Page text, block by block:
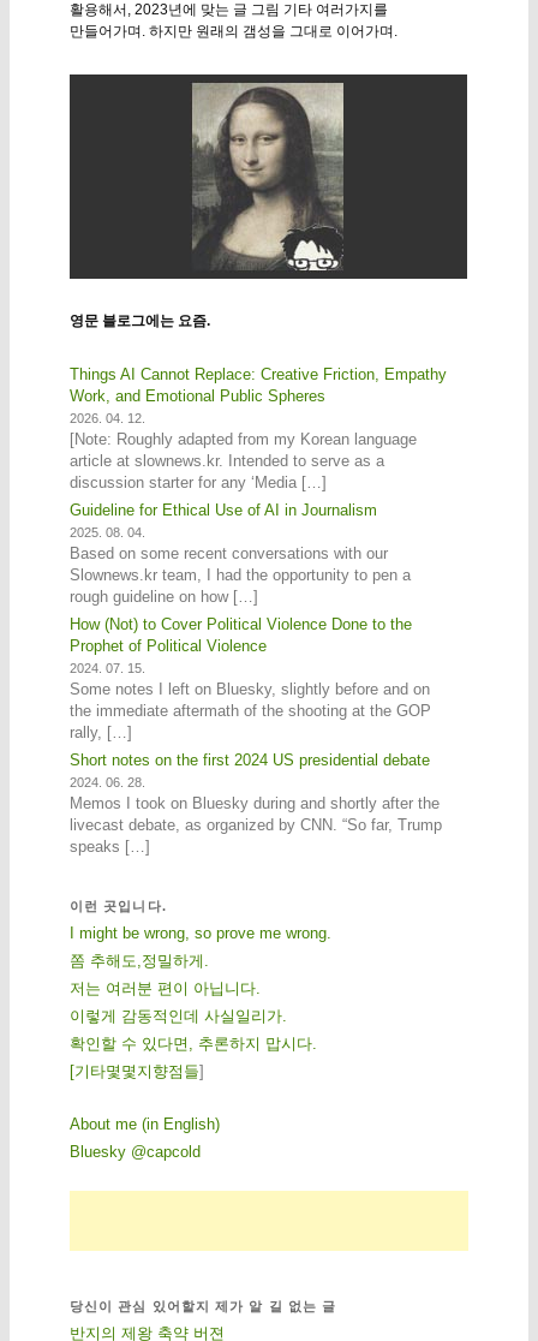
활용해서, 2023년에 맞는 글 그림 기타 여러가지를
만들어가며. 하지만 원래의 갬성을 그대로 이어가며.
영문 블로그에는 요즘.
Things AI Cannot Replace: Creative Friction, Empathy
Work, and Emotional Public Spheres
2026. 04. 12.
[Note: Roughly adapted from my Korean language
article at slownews.kr. Intended to serve as a
discussion starter for any ‘Media […]
Guideline for Ethical Use of AI in Journalism
2025. 08. 04.
Based on some recent conversations with our
Slownews.kr team, I had the opportunity to pen a
rough guideline on how […]
How (Not) to Cover Political Violence Done to the
Prophet of Political Violence
2024. 07. 15.
Some notes I left on Bluesky, slightly before and on
the immediate aftermath of the shooting at the GOP
rally, […]
Short notes on the first 2024 US presidential debate
2024. 06. 28.
Memos I took on Bluesky during and shortly after the
livecast debate, as organized by CNN. “So far, Trump
speaks […]
이런 곳입니다.
I might be wrong, so prove me wrong.
쫌 추해도,정밀하게.
저는 여러분 편이 아닙니다.
이렇게 감동적인데 사실일리가.
확인할 수 있다면, 추론하지 맙시다.
[기 타몇 몇 지 향점 들]
About me (in English)
Bluesky @capcold
당신이 관심 있어할지 제가 알 길 없는 글
반지의 제왕 축약 버젼